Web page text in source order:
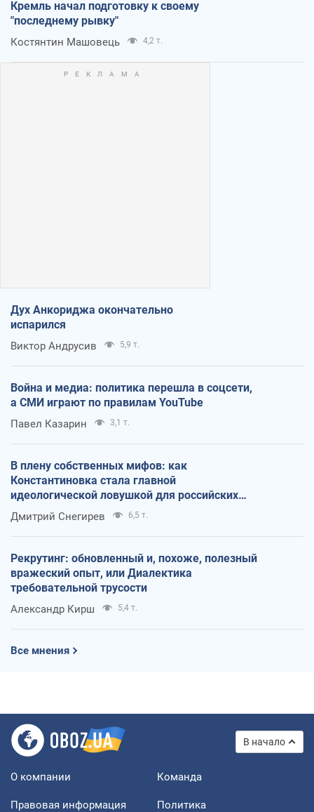
Кремль начал подготовку к своему
"последнему рывку"
Костянтин Машовець 4,2 т.
Дух Анкориджа окончательно
испарился
Виктор Андрусив 5,9 т.
Война и медиа: политика перешла в соцсети,
а СМИ играют по правилам YouTube
Павел Казарин 3,1 т.
В плену собственных мифов: как
Константиновка стала главной
идеологической ловушкой для российских
оккупантов
Дмитрий Снегирев 6,5 т.
Рекрутинг: обновленный и, похоже, полезный
вражеский опыт, или Диалектика
требовательной трусости
Александр Кирш 5,4 т.
Все мнения
В начало
О компании Команда
Правовая информация
Политика